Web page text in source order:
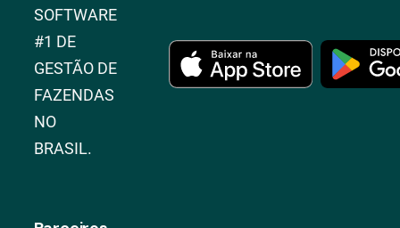
SOFTWARE
#1 DE
GESTÃO DE
FAZENDAS
NO
BRASIL.